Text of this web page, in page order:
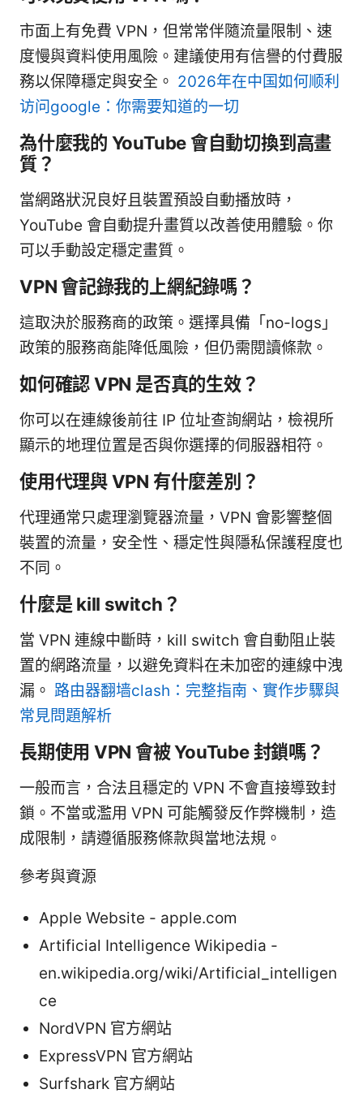
市面上有免費 VPN，但常常伴隨流量限制、速
度慢與資料使用風險。建議使用有信譽的付費服
務以保障穩定與安全。 2026年在中国如何顺利
访问google：你需要知道的一切
為什麼我的 YouTube 會自動切換到高畫
質？
當網路狀況良好且裝置預設自動播放時，
YouTube 會自動提升畫質以改善使用體驗。你
可以手動設定穩定畫質。
VPN 會記錄我的上網紀錄嗎？
這取決於服務商的政策。選擇具備「no-logs」
政策的服務商能降低風險，但仍需閱讀條款。
如何確認 VPN 是否真的生效？
你可以在連線後前往 IP 位址查詢網站，檢視所
顯示的地理位置是否與你選擇的伺服器相符。
使用代理與 VPN 有什麼差別？
代理通常只處理瀏覽器流量，VPN 會影響整個
裝置的流量，安全性、穩定性與隱私保護程度也
不同。
什麼是 kill switch？
當 VPN 連線中斷時，kill switch 會自動阻止裝
置的網路流量，以避免資料在未加密的連線中洩
漏。 路由器翻墙clash：完整指南、實作步驟與
常見問題解析
長期使用 VPN 會被 YouTube 封鎖嗎？
一般而言，合法且穩定的 VPN 不會直接導致封
鎖。不當或濫用 VPN 可能觸發反作弊機制，造
成限制，請遵循服務條款與當地法規。
參考與資源
Apple Website - apple.com
Artificial Intelligence Wikipedia -
en.wikipedia.org/wiki/Artificial_intelligen
ce
NordVPN 官方網站
ExpressVPN 官方網站
Surfshark 官方網站